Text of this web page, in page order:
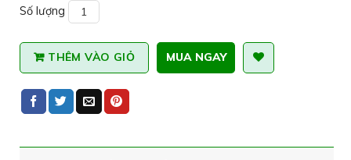
Số lượng
THÊM VÀO GIỎ MUA NGAY